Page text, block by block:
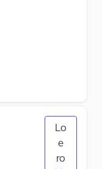
Lo
e
ro